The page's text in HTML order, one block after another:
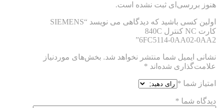
هنوز بررسی‌ای ثبت نشده است.
اولین کسی باشید که دیدگاهی می نویسد “SIEMENS
کارت NC کنترل 840C
6FC5114-0AA02-0AA2”
نشانی ایمیل شما منتشر نخواهد شد. بخش‌های موردنیاز
علامت‌گذاری شده‌اند *
امتیاز شما *
دیدگاه شما *